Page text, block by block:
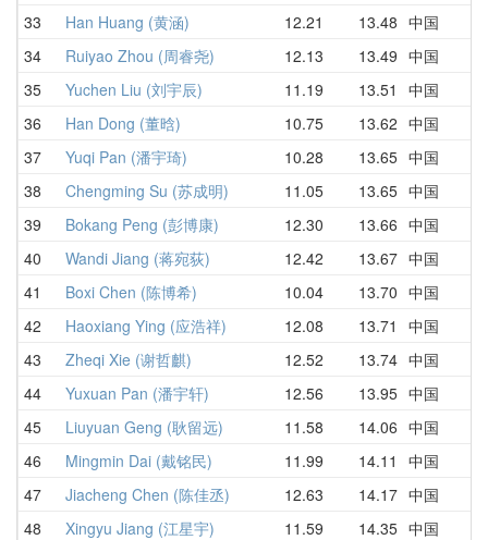
33 Han Huang (黄涵) 12.21 13.48 中国
34 Ruiyao Zhou (周睿尧) 12.13 13.49 中国
35 Yuchen Liu (刘宇辰) 11.19 13.51 中国
36 Han Dong (董晗) 10.75 13.62 中国
37 Yuqi Pan (潘宇琦) 10.28 13.65 中国
38 Chengming Su (苏成明) 11.05 13.65 中国
39 Bokang Peng (彭博康) 12.30 13.66 中国
40 Wandi Jiang (蒋宛荻) 12.42 13.67 中国
41 Boxi Chen (陈博希) 10.04 13.70 中国
42 Haoxiang Ying (应浩祥) 12.08 13.71 中国
43 Zheqi Xie (谢哲麒) 12.52 13.74 中国
44 Yuxuan Pan (潘宇轩) 12.56 13.95 中国
45 Liuyuan Geng (耿留远) 11.58 14.06 中国
46 Mingmin Dai (戴铭民) 11.99 14.11 中国
47 Jiacheng Chen (陈佳丞) 12.63 14.17 中国
48 Xingyu Jiang (江星宇) 11.59 14.35 中国